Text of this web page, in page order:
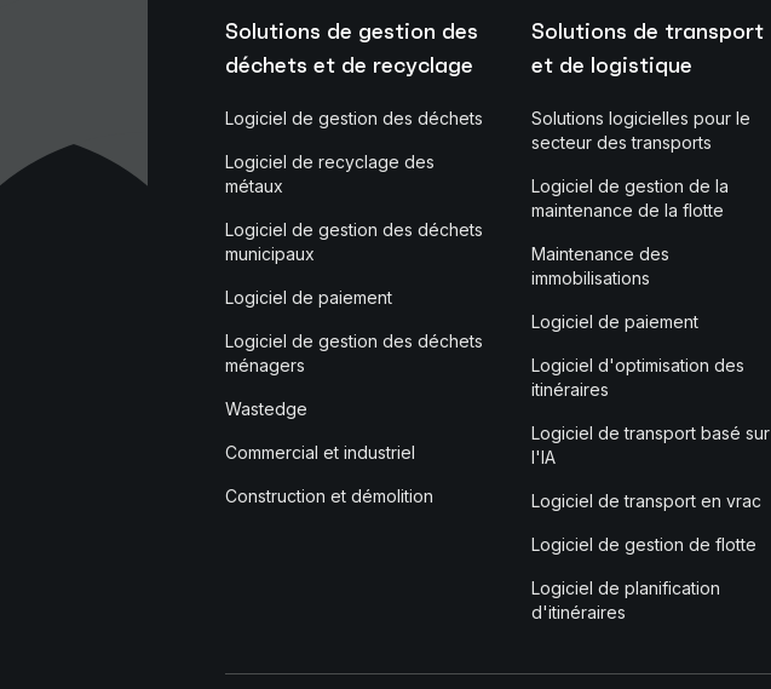
Solutions de gestion des
déchets et de recyclage
Logiciel de gestion des déchets
Logiciel de recyclage des
métaux
Logiciel de gestion des déchets
municipaux
Logiciel de paiement
Logiciel de gestion des déchets
ménagers
Wastedge
Commercial et industriel
Construction et démolition
Solutions de transport
et de logistique
Solutions logicielles pour le
secteur des transports
Logiciel de gestion de la
maintenance de la flotte
Maintenance des
immobilisations
Logiciel de paiement
Logiciel d'optimisation des
itinéraires
Logiciel de transport basé sur
l'IA
Logiciel de transport en vrac
Logiciel de gestion de flotte
Logiciel de planification
d'itinéraires